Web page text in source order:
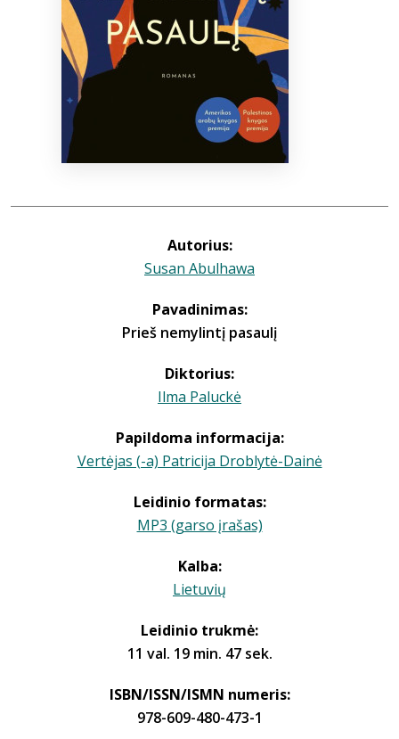
Autorius:
Susan Abulhawa
Pavadinimas:
Prieš nemylintį pasaulį
Diktorius:
Ilma Paluckė
Papildoma informacija:
Vertėjas (-a) Patricija Droblytė-Dainė
Leidinio formatas:
MP3 (garso įrašas)
Kalba:
Lietuvių
Leidinio trukmė:
11 val. 19 min. 47 sek.
ISBN/ISSN/ISMN numeris:
978-609-480-473-1